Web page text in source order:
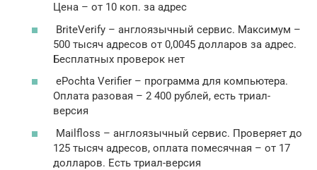
Цена – от 10 коп. за адрес
BriteVerify – англоязычный сервис. Максимум –
500 тысяч адресов от 0,0045 долларов за адрес.
Бесплатных проверок нет
ePochta Verifier – программа для компьютера.
Оплата разовая – 2 400 рублей, есть триал-
версия
Mailfloss – англоязычный сервис. Проверяет до
125 тысяч адресов, оплата помесячная – от 17
долларов. Есть триал-версия